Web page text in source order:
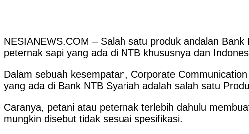
NESIANEWS.COM – Salah satu produk andalan
peternak sapi yang ada di NTB khususnya dan
Dalam sebuah kesempatan, Corporate
yang ada di Bank NTB Syariah adalah salah satu
Caranya, petani atau peternak terlebih dahulu
mungkin disebut tidak sesuai spesifikasi.